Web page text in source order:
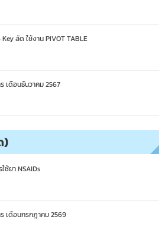
Key ลัด ใช้งาน PIVOT TABLE
เดือนธันวาคม 2567
)
ช้ยา NSAIDs
เดือนกรกฎาคม 2569